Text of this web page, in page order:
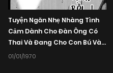
Tuyện Ngăn Nhẹ Nhàng Tình
Cảm Dành Cho Đàn Ông Có
Thai Và Đang Cho Con Bú Và
Không Co Tập Tiếp Theo
01/01/1970